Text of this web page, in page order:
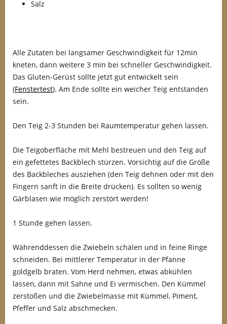
Salz
Alle Zutaten bei langsamer Geschwindigkeit für 12min
kneten, dann weitere 3 min bei schneller Geschwindigkeit.
Das Gluten-Gerüst sollte jetzt gut entwickelt sein
(Fenstertest). Am Ende sollte ein weicher Teig entstanden
sein.
Den Teig 2-3 Stunden bei Raumtemperatur gehen lassen.
Die Teigoberfläche mit Mehl bestreuen und den Teig auf
ein gefettetes Backblech stürzen. Vorsichtig auf die Größe
des Backbleches ausziehen (den Teig dehnen oder mit den
Fingern sanft in die Breite drücken). Es sollten so wenig
Gärblasen wie möglich zerstört werden!
1 Stunde gehen lassen.
Währenddessen die Zwiebeln schälen und in feine Ringe
schneiden. Bei mittlerer Temperatur in der Pfanne
goldgelb braten. Vom Herd nehmen, etwas abkühlen
lassen, dann mit Sahne und Ei vermischen. Den Kümmel
zerstoßen und die Zwiebelmasse mit Kümmel, Piment,
Pfeffer und Salz abschmecken.